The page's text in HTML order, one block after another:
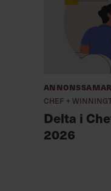
Chef +
Delta i
2026